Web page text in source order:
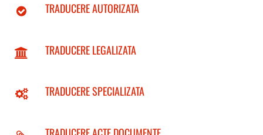
TRADUCERE AUTORIZATA
TRADUCERE LEGALIZATA
TRADUCERE SPECIALIZATA